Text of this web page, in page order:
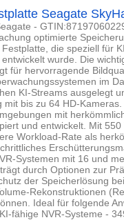
Seagate
-
optimierte
die speziell für
wurde. Die
für hervorragende
im
KI-Streams ausgelegt
mit bis zu 64 HD-
mit
und entwickelt. Mit
Workload-Rate als
Systemen mit 16 und
durch Optionen zur
der Speicherlösung
Rekonstruktionen
Ideal für folgende
fähige NVR-Systeme -